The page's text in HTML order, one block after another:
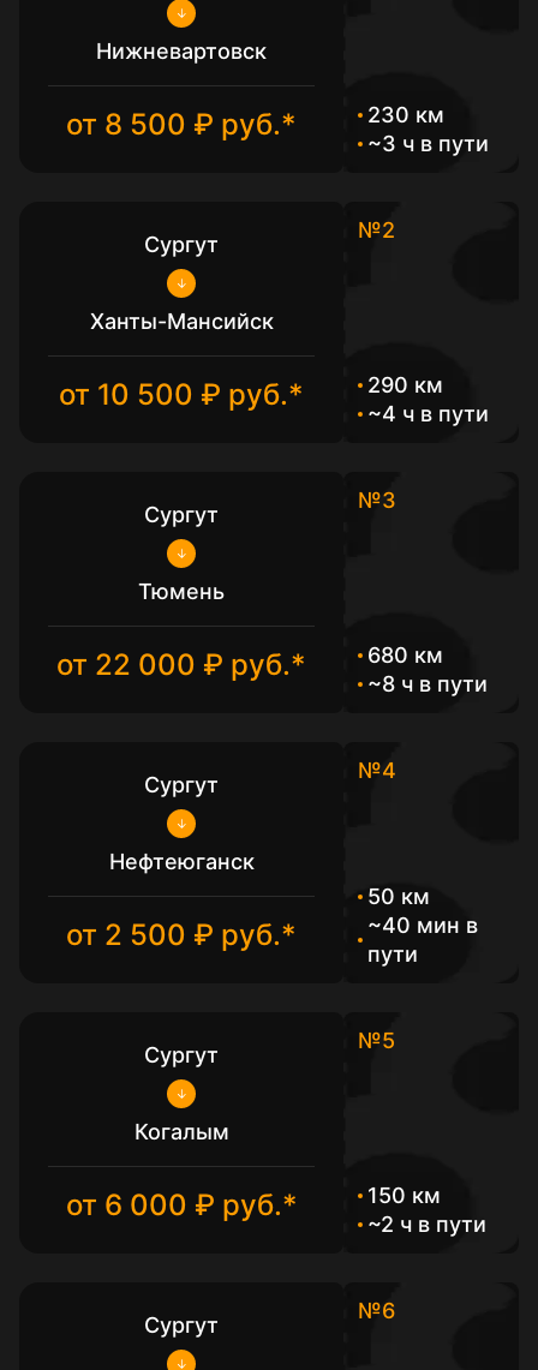
Нижневартовск
от 8 500 ₽ руб.*
230 км
~3 ч в пути
Сургут
Ханты-Мансийск
от 10 500 ₽ руб.*
№2
290 км
~4 ч в пути
Сургут
Тюмень
от 22 000 ₽ руб.*
№3
680 км
~8 ч в пути
Сургут
Нефтеюганск
от 2 500 ₽ руб.*
№4
50 км
~40 мин в
пути
Сургут
Когалым
от 6 000 ₽ руб.*
№5
150 км
~2 ч в пути
Сургут
№6